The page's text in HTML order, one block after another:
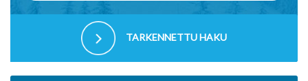
TARKENNETTU HAKU